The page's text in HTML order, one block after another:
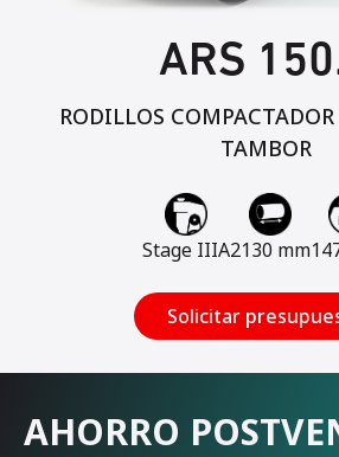
ARS
RODILLOS
TAMBOR
Stage IIIA2130 mm
Solicitar
AHORRO